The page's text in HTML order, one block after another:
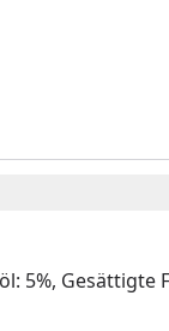
5%, Gesättigte